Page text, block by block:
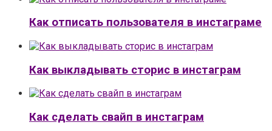
Как отписать пользователя в инстаграме
Как выкладывать сторис в инстаграм
Как сделать свайп в инстаграм